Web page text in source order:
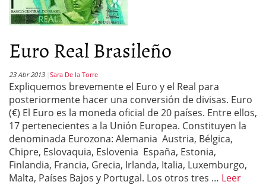
Euro Real Brasileño
23 Abr 2013 Sara De la Torre
Expliquemos brevemente el Euro y el Real para
posteriormente hacer una conversión de divisas. Euro
(€) El Euro es la moneda oficial de 20 países. Entre ellos,
17 pertenecientes a la Unión Europea. Constituyen la
denominada Eurozona: Alemania Austria, Bélgica,
Chipre, Eslovaquia, Eslovenia España, Estonia,
Finlandia, Francia, Grecia, Irlanda, Italia, Luxemburgo,
Malta, Países Bajos y Portugal. Los otros tres … Leer